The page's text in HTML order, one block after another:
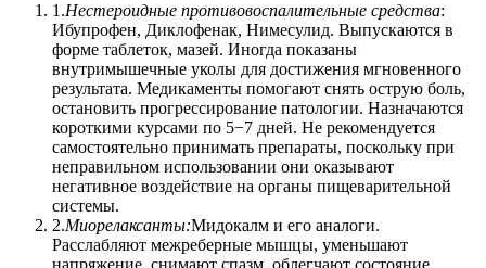
1.Нестероидные противовоспалительные средства:
Ибупрофен, Диклофенак, Нимесулид. Выпускаются в
форме таблеток, мазей. Иногда показаны
внутримышечные уколы для достижения мгновенного
результата. Медикаменты помогают снять острую боль,
остановить прогрессирование патологии. Назначаются
короткими курсами по 5−7 дней. Не рекомендуется
самостоятельно принимать препараты, поскольку при
неправильном использовании они оказывают
негативное воздействие на органы пищеварительной
системы.
2.Миорелаксанты:Мидокалм и его аналоги.
Расслабляют межреберные мышцы, уменьшают
напряжение, снимают спазм, облегчают состояние